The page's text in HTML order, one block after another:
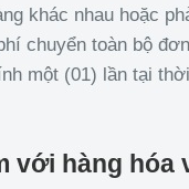
khác nhau hoặc
chuyển toàn bộ
một (01) lần tại
với hàng hóa